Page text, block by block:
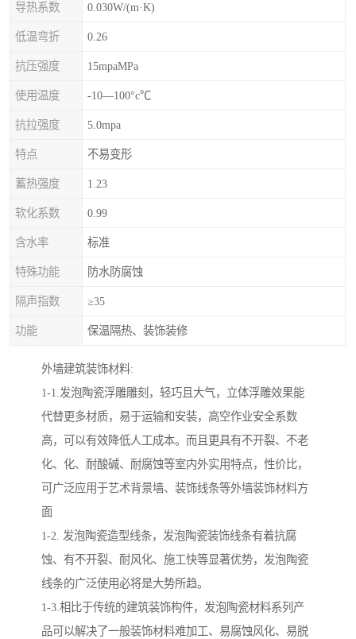
导热系数 0.030W/(m·K)
低温弯折 0.26
抗压强度 15mpaMPa
使用温度 -10—100°c℃
抗拉强度 5.0mpa
特点 不易变形
蓄热强度 1.23
软化系数 0.99
含水率 标准
特殊功能 防水防腐蚀
隔声指数 ≥35
功能 保温隔热、装饰装修
外墙建筑装饰材料:
1-1.发泡陶瓷浮雕雕刻，轻巧且大气，立体浮雕效果能
代替更多材质，易于运输和安装，高空作业安全系数
高，可以有效降低人工成本。而且更具有不开裂、不老
化、化、耐酸碱、耐腐蚀等室内外实用特点，性价比，
可广泛应用于艺术背景墙、装饰线条等外墙装饰材料方
面
1-2. 发泡陶瓷造型线条，发泡陶瓷装饰线条有着抗腐
蚀、有不开裂、耐风化、施工快等显著优势，发泡陶瓷
线条的广泛使用必将是大势所趋。
1-3.相比于传统的建筑装饰构件，发泡陶瓷材料系列产
品可以解决了一般装饰材料难加工、易腐蚀风化、易脱